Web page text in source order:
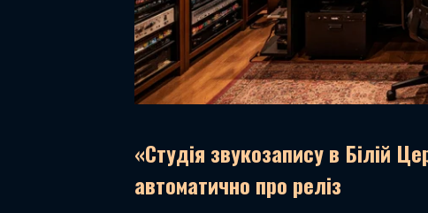
«Студія звукозапису в Білій
автоматично про реліз